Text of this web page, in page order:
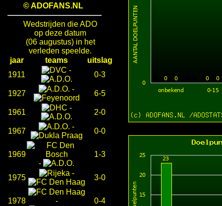
© ADOFANS.NL
Wedstrijden die ADO
op deze datum
(06 augustus) in het
verleden speelde.
jaar
teams
uitslag
1911
-
0-3
1927
-
6-5
1961
-
2-0
1967
-
0-0
1969
-
1-3
1975
-
3-0
1978 - 0-4